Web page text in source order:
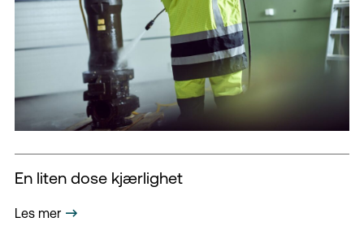
En liten dose kjærlighet
Les mer